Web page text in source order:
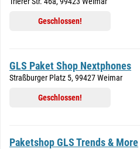
Geschlossen!
GLS Paket Shop Nextphones
Straßburger Platz 5, 99427 Weimar
Geschlossen!
Paketshop GLS Trends & More